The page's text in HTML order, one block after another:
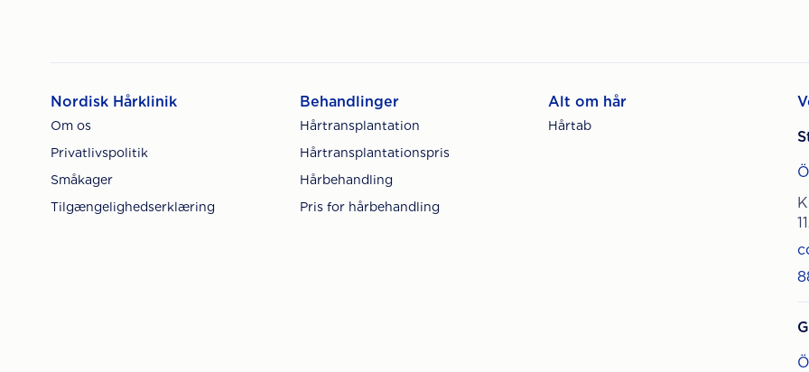
Nordisk Hårklinik
Om os
Privatlivspolitik
Småkager
Tilgængelighedserklæring
Behandlinger
Hårtransplantation
Hårtransplantationspris
Hårbehandling
Pris for hårbehandling
Alt om hår
Hårtab